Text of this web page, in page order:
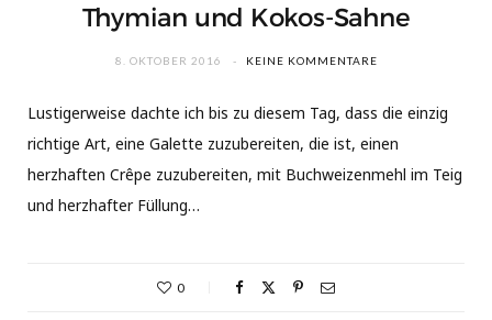
Thymian und Kokos-Sahne
8. OKTOBER 2016 KEINE KOMMENTARE
Lustigerweise dachte ich bis zu diesem Tag, dass die einzig
richtige Art, eine Galette zuzubereiten, die ist, einen
herzhaften Crêpe zuzubereiten, mit Buchweizenmehl im Teig
und herzhafter Füllung…
0